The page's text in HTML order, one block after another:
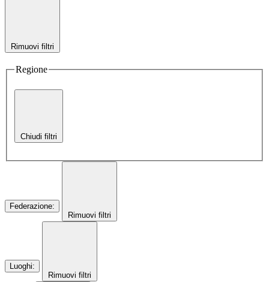
Rimuovi filtri
Regione
Chiudi filtri
Federazione:
Rimuovi filtri
Luoghi:
Rimuovi filtri